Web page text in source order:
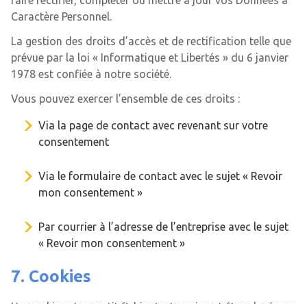
Caractère Personnel.
La gestion des droits d’accès et de rectification telle que
prévue par la loi « Informatique et Libertés » du 6 janvier
1978 est confiée à notre société.
Vous pouvez exercer l’ensemble de ces droits :
Via la page de contact avec revenant sur votre
consentement
Via le formulaire de contact avec le sujet « Revoir
mon consentement »
Par courrier à l’adresse de l’entreprise avec le sujet
« Revoir mon consentement »
7. Cookies